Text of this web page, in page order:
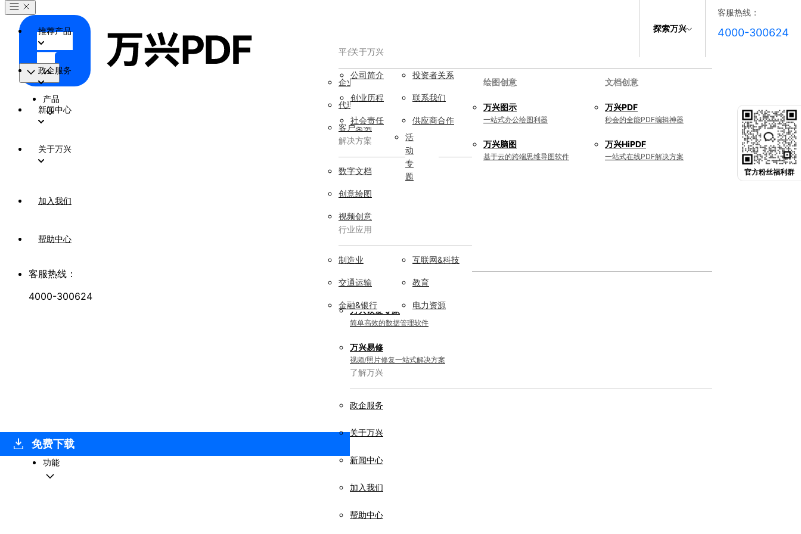
探索万兴
客服热线：
4000-300624
推荐产品
AIGC数字创意
视频创意
万兴剧厂
AI驱动的一站式精品影视内容创作平
台
万兴喵影
AI赋能，你也是剪辑大师
万兴天幕
Wondershare SelfyzAI
绘图创意
万兴图示
一站式办公绘图利器
万兴脑图
基于云的跨端思维导图软件
文档创意
万兴PDF
秒会的全能PDF编辑神器
万兴HiPDF
一站式在线PDF解决方案
实用工具
实用工具
万兴恢复专家
简单高效的数据管理软件
万兴易修
视频/照片修复一站式解决方案
了解万兴
政企服务
关于万兴
新闻中心
加入我们
帮助中心
政企服务
平台服务
企业用户
代理商
客户案例
解决方案
数字文档
创意绘图
视频创意
行业应用
制造业
交通运输
金融&银行
互联网&科技
教育
电力资源
新闻中心
新
动
活
动
专
题
关于万兴
关于万兴
公司简介
创业历程
社会责任
投资者关系
联系我们
供应商合作
加入我们
帮助中心
客服热线：
4000-300624
产品
免费下载
功能
官方粉丝福利群